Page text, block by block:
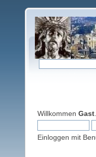
Willkommen Gast
Einloggen mit